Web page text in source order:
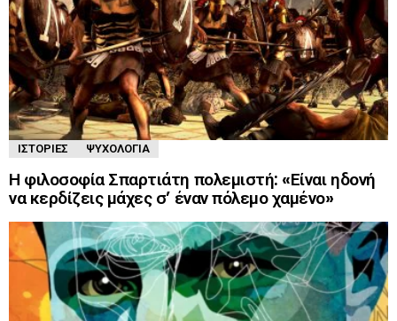
ΙΣΤΟΡΊΕΣ ΨΥΧΟΛΟΓΊΑ
Η φιλοσοφία Σπαρτιάτη πολεμιστή: «Είναι ηδονή
να κερδίζεις μάχες σ’ έναν πόλεμο χαμένο»